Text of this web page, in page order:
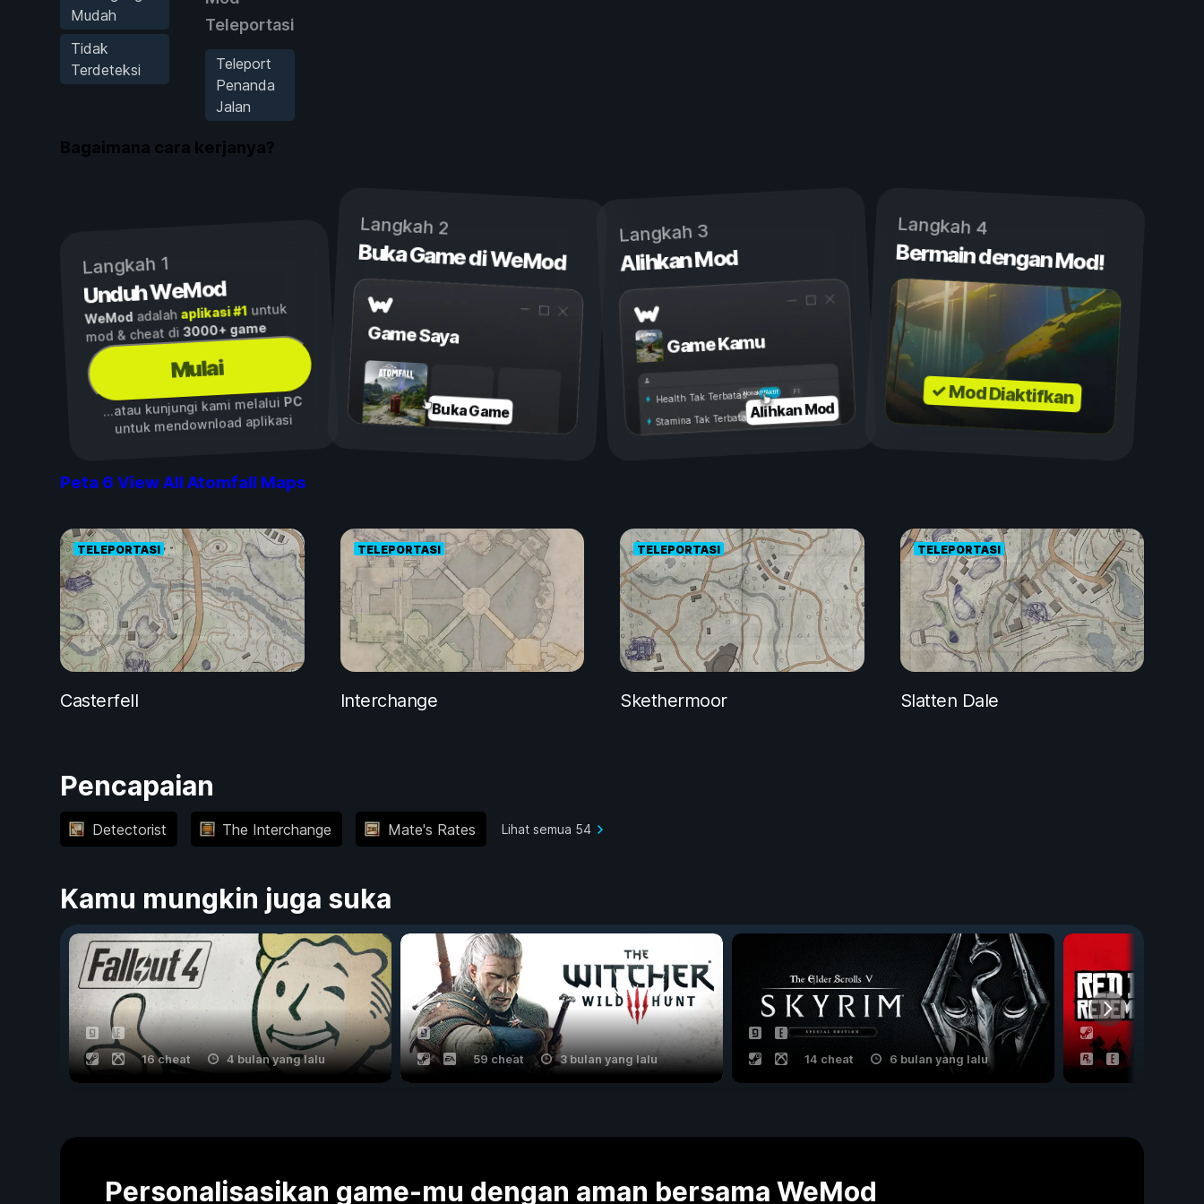
Mudah
Tidak
Terdeteksi
Teleportasi
Teleport
Penanda
Jalan
Bagaimana cara kerjanya?
Langkah 1
Unduh WeMod
WeMod adalah aplikasi #1untuk
mod & cheat di3000+ game
Mulai
...atau kunjungi kami melalui PC
untuk mendownload aplikasi
Langkah 2
Buka Game di WeMod
Game Saya
Buka Game
Langkah 3
Alihkan Mod
Game Kamu
Aktif
Nonaktif
Health Tak Terbatas
Stamina Tak TerbatasAlihkan Mod
Langkah 4
Bermain dengan Mod!
✓ Mod Diaktifkan
Peta 6 View All Atomfall Maps
TELEPORTASI
Casterfell
TELEPORTASI
Interchange
TELEPORTASI
Skethermoor
TELEPORTASI
Slatten Dale
Pencapaian
Detectorist The Interchange Mate's Rates Lihat semua 54
Kamu mungkin juga suka
16 cheat 4 bulan yang lalu 59 cheat 3 bulan yang lalu 14 cheat 6 bulan yang lalu
Personalisasikan game-mu dengan aman bersama WeMod